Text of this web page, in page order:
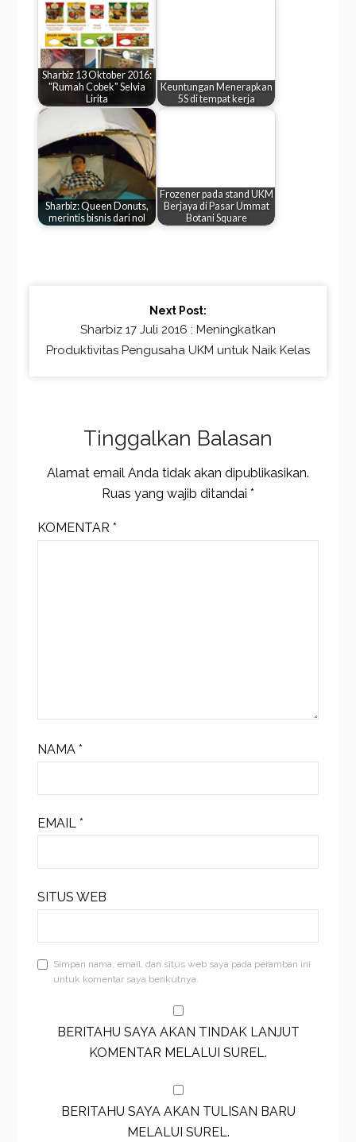
Sharbiz 13 Oktober 2016:
"Rumah Cobek" Selvia
Lirita
Keuntungan Menerapkan
5S di tempat kerja
Sharbiz: Queen Donuts,
merintis bisnis dari nol
Frozener pada stand UKM
Berjaya di Pasar Ummat
Botani Square
Reading
Next Post:
Sharbiz 17 Juli 2016 : Meningkatkan
Produktivitas Pengusaha UKM untuk Naik Kelas
Tinggalkan Balasan
Alamat email Anda tidak akan dipublikasikan.
Ruas yang wajib ditandai *
KOMENTAR*
NAMA*
EMAIL*
SITUS WEB
Simpan nama, email, dan situs web saya pada peramban ini
untuk komentar saya berikutnya.
BERITAHU SAYA AKAN TINDAK LANJUT
KOMENTAR MELALUI SUREL.
BERITAHU SAYA AKAN TULISAN BARU
MELALUI SUREL.